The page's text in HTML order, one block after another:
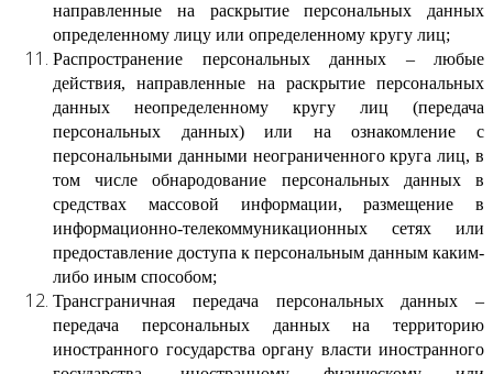
направленные на раскрытие персональных данных
определенному лицу или определенному кругу лиц;
Распространение персональных данных – любые
действия, направленные на раскрытие персональных
данных неопределенному кругу лиц (передача
персональных данных) или на ознакомление с
персональными данными неограниченного круга лиц, в
том числе обнародование персональных данных в
средствах массовой информации, размещение в
информационно-телекоммуникационных сетях или
предоставление доступа к персональным данным каким-
либо иным способом;
Трансграничная передача персональных данных –
передача персональных данных на территорию
иностранного государства органу власти иностранного